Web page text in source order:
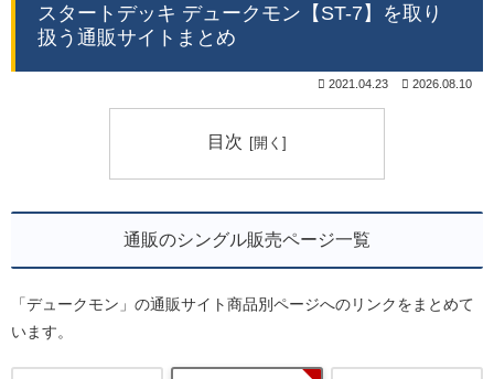
スタートデッキ デュークモン【ST-7】を取り
扱う通販サイトまとめ
2021.04.23 2026.08.10
目次
通販のシングル販売ページ一覧
「デュークモン」の通販サイト商品別ページへのリンクをまとめて
います。